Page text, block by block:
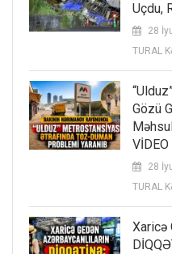
Uçdu,
28
TURAL
Gözü
VİDEO
28
TURAL
Xaricə